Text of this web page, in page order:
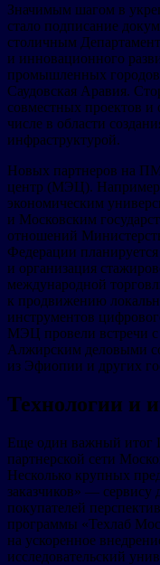
Значимым шагом в
стало подписание
столичным
и инновационного
промышленных городов
Саудовская Аравия.
совместных проектов
числе в области
инфраструктурой.
Новых партнеров на
центр (МЭЦ).
экономическим
и Московским
отношений
Федерации
и организация
международной
к продвижению
инструментов
МЭЦ провели встречи с
Алжирским деловыми
из Эфиопии и других
Технологии и
Еще один важный
партнерской сети
Несколько крупных
заказчиков» — сервису
покупателей
программы «Техлаб
на ускоренное
исследовательский